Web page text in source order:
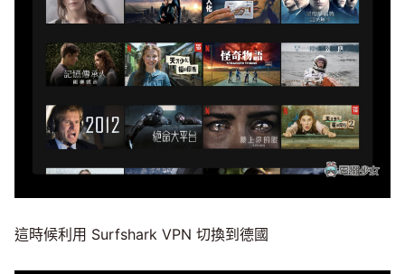
這時候利用 Surfshark VPN 切換到德國